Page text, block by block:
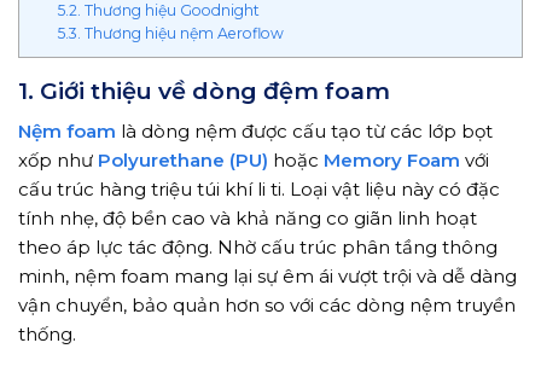
5.2. Thương hiệu Goodnight
5.3. Thương hiệu nệm Aeroflow
1. Giới thiệu về dòng đệm foam
Nệm foam là dòng nệm được cấu tạo từ các lớp bọt
xốp như Polyurethane (PU) hoặc Memory Foam với
cấu trúc hàng triệu túi khí li ti. Loại vật liệu này có đặc
tính nhẹ, độ bền cao và khả năng co giãn linh hoạt
theo áp lực tác động. Nhờ cấu trúc phân tầng thông
minh, nệm foam mang lại sự êm ái vượt trội và dễ dàng
vận chuyển, bảo quản hơn so với các dòng nệm truyền
thống.